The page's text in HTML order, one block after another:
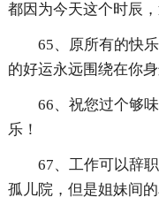
都因为今天这个时辰
65、原所有的快
的好运永远围绕在你
66、祝您过个够
乐！
67、工作可以辞
孤儿院，但是姐妹间